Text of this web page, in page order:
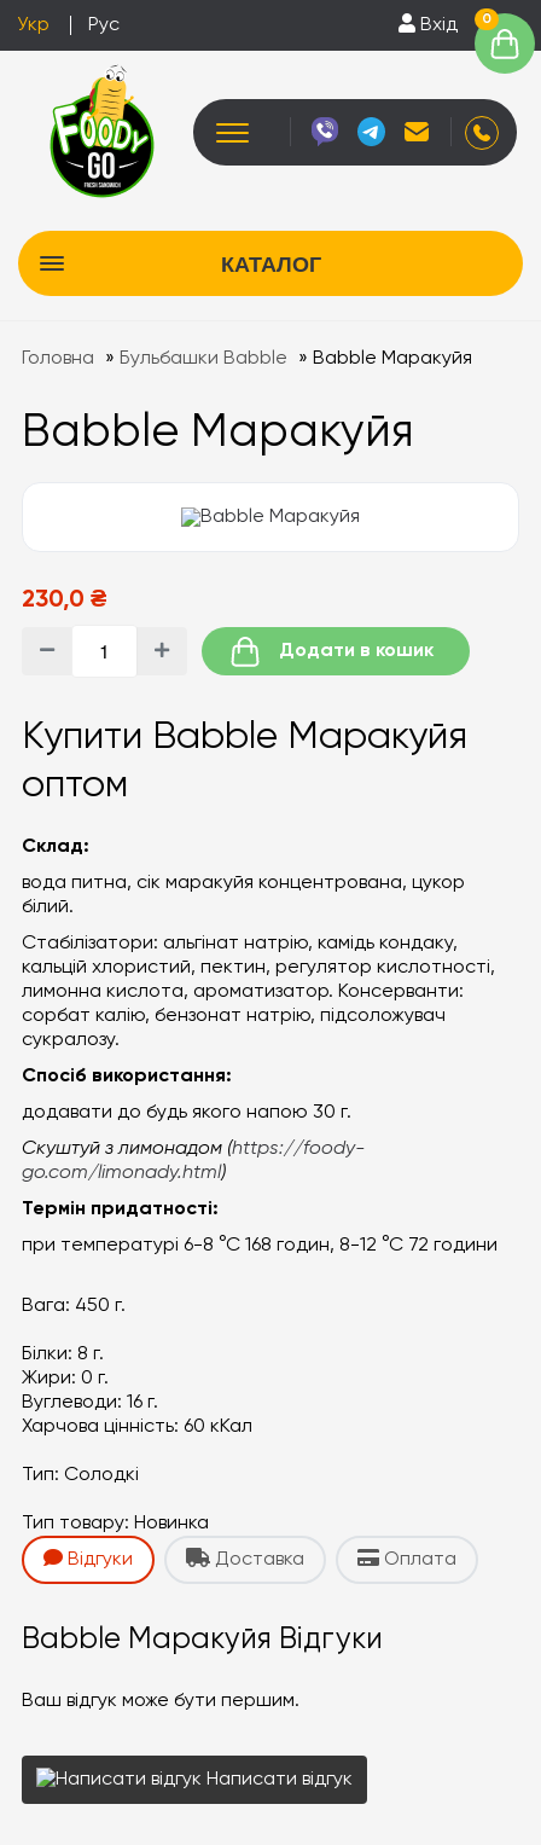
Укр Рус Вхід 0
КАТАЛОГ
Головна » Бульбашки Babble » Babble Маракуйя
Babble Маракуйя
230,0 ₴
Додати в кошик
Купити Babble Маракуйя
оптом
Склад:
вода питна, сік маракуйя концентрована, цукор
білий.
Стабілізатори: альгінат натрію, камідь кондаку,
кальцій хлористий, пектин, регулятор кислотності,
лимонна кислота, ароматизатор. Консерванти:
сорбат калію, бензонат натрію, підсоложувач
сукралозу.
Спосіб використання:
додавати до будь якого напою 30 г.
Скуштуй з лимонадом (https://foody-
go.com/limonady.html)
Термін придатності:
при температурі 6-8 °С 168 годин, 8-12 °С 72 години
Вага: 450 г.
Білки: 8 г.
Жири: 0 г.
Вуглеводи: 16 г.
Харчова цінність: 60 кКал
Тип: Солодкі
Тип товару: Новинка
Відгуки
Доставка Оплата
Babble Маракуйя Відгуки
Ваш відгук може бути першим.
Написати відгук